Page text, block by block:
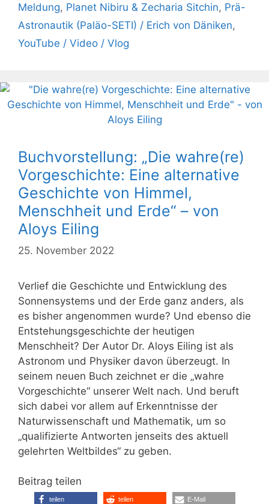
Meldung, Planet Nibiru & Zecharia Sitchin, Prä-
Astronautik (Paläo-SETI) / Erich von Däniken,
YouTube / Video / Vlog
Buchvorstellung: „Die wahre(re)
Vorgeschichte: Eine alternative
Geschichte von Himmel,
Menschheit und Erde“ – von
Aloys Eiling
25. November 2022
Verlief die Geschichte und Entwicklung des
Sonnensystems und der Erde ganz anders, als
es bisher angenommen wurde? Und ebenso die
Entstehungsgeschichte der heutigen
Menschheit? Der Autor Dr. Aloys Eiling ist als
Astronom und Physiker davon überzeugt. In
seinem neuen Buch zeichnet er die „wahre
Vorgeschichte“ unserer Welt nach. Und beruft
sich dabei vor allem auf Erkenntnisse der
Naturwissenschaft und Mathematik, um so
„qualifizierte Antworten jenseits des aktuell
gelehrten Weltbildes“ zu geben.
Beitrag teilen
teilen teilen E-Mail